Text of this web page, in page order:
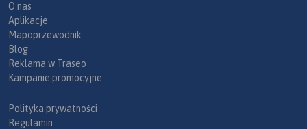
O nas
Aplikacje
Mapoprzewodnik
Blog
Reklama w Traseo
Kampanie promocyjne
Polityka prywatności
Regulamin